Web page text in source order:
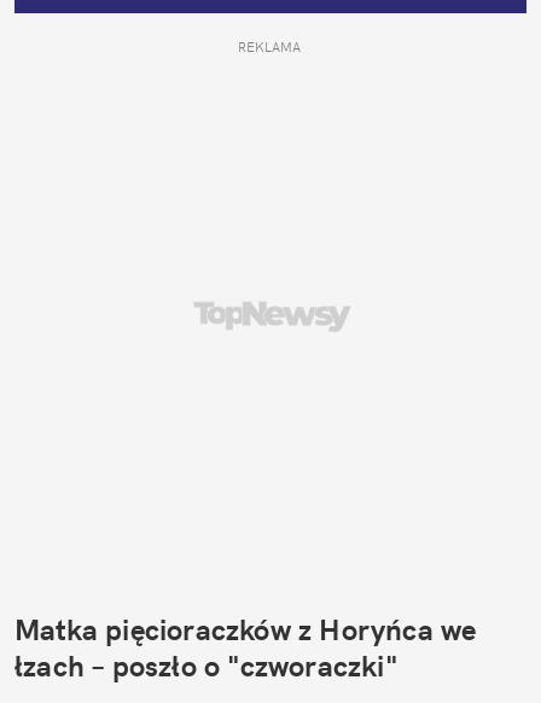
REKLAMA
Matka pięcioraczków z Horyńca we
łzach – poszło o "czworaczki"